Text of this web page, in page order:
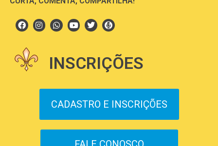
INSCRIÇÕES
CADASTRO E INSCRIÇÕES